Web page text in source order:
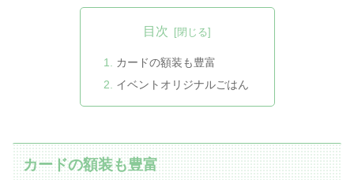
目次
カードの額装も豊富
イベントオリジナルごはん
カードの額装も豊富